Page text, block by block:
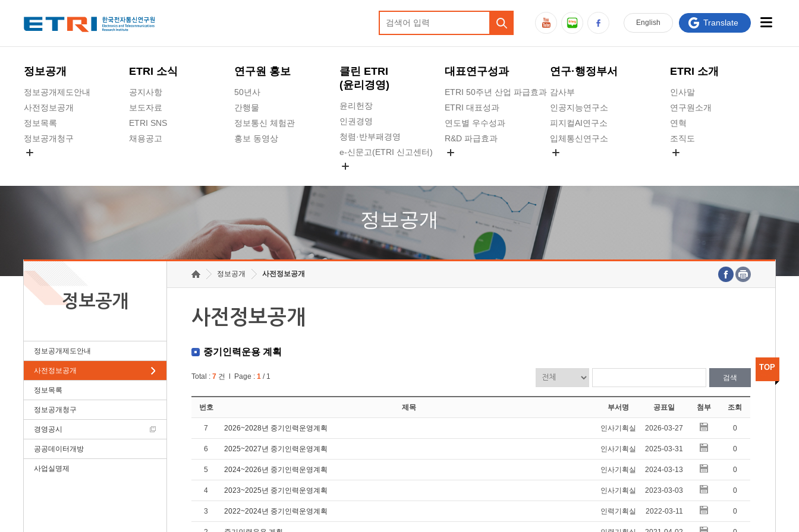
정보공개
정보공개제도안내
사전정보공개
정보목록
정보공개청구
ETRI 소식
공지사항
보도자료
ETRI SNS
채용공고
연구원 홍보
50년사
간행물
정보통신 체험관
홍보 동영상
클린 ETRI
(윤리경영)
윤리헌장
인권경영
청렴·반부패경영
e-신문고(ETRI 신고센터)
청렴포털 신고
고객의소리
수의계약 현황
부패징계 현황
감사결과공개
대표연구성과
ETRI 50주년 산업 파급효과
ETRI 대표성과
연도별 우수성과
R&D 파급효과
연구·행정부서
감사부
인공지능연구소
피지컬AI연구소
입체통신연구소
ICT전략연구소
인공지능안전연구소
우주항공반도체전략연구단
대경권연구본부
호남권연구본부
기획본부
ETRI 소개
인사말
연구원소개
연혁
조직도
연구원 고객헌장
ETRI CI
찾아오시는길
English Translate
정보공개
정보공개
정보공개제도안내
사전정보공개
정보목록
정보공개청구
경영공시
공공데이터개방
사업실명제
정보공개 사전정보공개
사전정보공개
중기인력운용 계획
Total :7 건 l Page :1 / 1 검색
번호 제목 부서명 공표일 첨부 조회
7 2026~2028년 중기인력운영계획 인사기획실 2026-03-27 0
6 2025~2027년 중기인력운영계획 인사기획실 2025-03-31 0
5 2024~2026년 중기인력운영계획 인사기획실 2024-03-13 0
4 2023~2025년 중기인력운영계획 인사기획실 2023-03-03 0
3 2022~2024년 중기인력운영계획 인력기획실 2022-03-11 0
TOP